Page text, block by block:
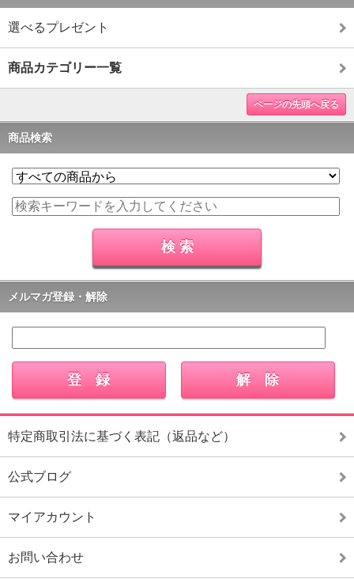
選べるプレゼント
商品カテゴリー一覧
ページの先頭へ戻る
商品検索
メルマガ登録・解除
特定商取引法に基づく表記（返品など）
公式ブログ
マイアカウント
お問い合わせ